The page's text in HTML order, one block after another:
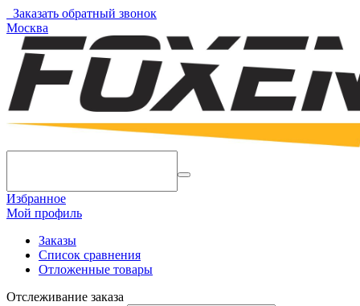
Заказать обратный звонок
Москва
Избранное
Мой профиль
Заказы
Список сравнения
Отложенные товары
Отслеживание заказа